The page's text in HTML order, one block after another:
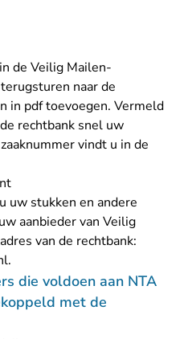
de Veilig Mailen-
naar de
in pdf toevoegen. Vermeld
rechtbank snel uw
vindt u in de
uw stukken en andere
aanbieder van Veilig
van de rechtbank:
- U verlaat Rechtspraak.nl
.
die voldoen aan NTA
met de